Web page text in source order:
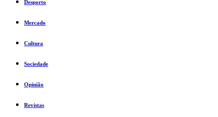
Desporto
Mercado
Cultura
Sociedade
Opinião
Revistas